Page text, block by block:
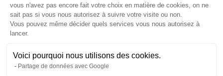
vous n'avez pas encore fait votre choix en matière de cookies, on ne
sait pas si vous nous autorisez à suivre votre visite ou non.
Vous pouvez même décider quels services vous nous autorisez à
lancer.
Voici pourquoi nous utilisons des cookies.
Partage de données avec Google
Axeptio consent
décembre 2024
novembre 2024
septembre 2024